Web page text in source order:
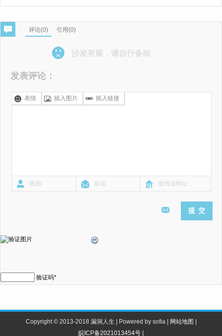
评论(0) 引用(0)
沙发有屎，请自行备纸
发表评论：
表情 插入图片 插入链接
验证码*
Copyright © 2013-2018 漏洞人生 | Powered by sofia | 网站地图
皖ICP备2021013454号